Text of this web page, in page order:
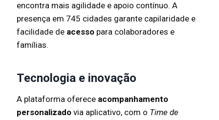
encontra mais agilidade e apoio contínuo. A
presença em 745 cidades garante capilaridade e
facilidade de acesso para colaboradores e
famílias.
Tecnologia e inovação
A plataforma oferece acompanhamento
personalizado via aplicativo, com o Time de